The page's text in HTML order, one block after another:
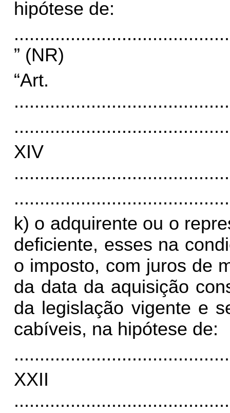
hipótese de:
” (NR)
k) o adquirente ou o
deficiente, esses na
o imposto, com juros de
da data da aquisição
da legislação vigente e
cabíveis, na hipótese de: